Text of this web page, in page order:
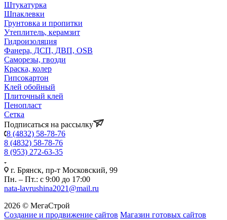
Штукатурка
Шпаклевки
Грунтовка и пропитки
Утеплитель, керамзит
Гидроизоляция
Фанера, ДСП, ДВП, OSB
Саморезы, гвозди
Краска, колер
Гипсокартон
Клей обойный
Плиточный клей
Пенопласт
Сетка
Подписаться на рассылку
8 (4832) 58-78-76
8 (4832) 58-78-76
8 (953) 272-63-35
г. Брянск, пр-т Московский, 99
Пн. – Пт.: с 9:00 до 17:00
nata-lavrushina2021@mail.ru
2026 © МегаСтрой
Создание и продвижение сайтов Магазин готовых сайтов